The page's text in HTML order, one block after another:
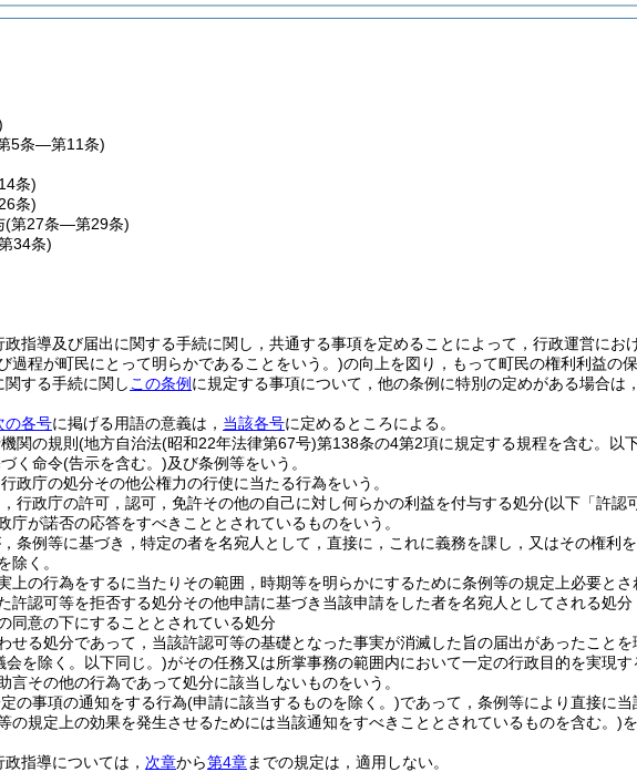
5条―第11条)
条)
条)
(第27条―第29条)
34条)
政指導及び届出に関する手続に関し，共通する事項を定めることによって，行政運営にお
過程が町民にとって明らかであることをいう。)の向上を図り，もって町民の権利利益の
する手続に関し この条例 に規定する事項について，他の条例に特別の定めがある場合は
の各号に掲げる用語の意義は， 当該各号に定めるところによる。
関の規則 (地方自治法(昭和22年法律第67号)第138条の4第2項に規定する規程を含む。以
く命令(告示を含む。)及び条例等をいう。
庁の処分その他公権力の行使に当たる行為をいう。
行政庁の許可，認可，免許その他の自己に対し何らかの利益を付与する処分(以下「許認
庁が諾否の応答をすべきこととされているものをいう。
例等に基づき，特定の者を名宛人として，直接に，これに義務を課し，又はその権利を
除く。
上の行為をするに当たりその範囲，時期等を明らかにするために条例等の規定上必要と
許認可等を拒否する処分その他申請に基づき当該申請をした者を名宛人としてされる処分
同意の下にすることとされている処分
せる処分であって，当該許認可等の基礎となった事実が消滅した旨の届出があったこと
会を除く。以下同じ。)がその任務又は所掌事務の範囲内において一定の行政目的を実現
言その他の行為であって処分に該当しないものをいう。
の事項の通知をする行為(申請に該当するものを除く。)であって，条例等により直接に
の規定上の効果を発生させるためには当該通知をすべきこととされているものを含む。)
指導については， 次章から第4章までの規定は，適用しない。